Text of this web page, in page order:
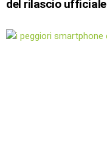
del rilascio ufficiale